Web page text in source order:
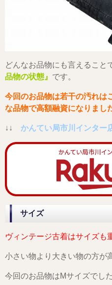
どんなお品物にも言えること
品物の状態』 です。
今回のお品物は若干の汚れは
な品物で高額融資になりまし
↓↓ かんてい局市川インター
サイズ
ヴィンテージ古着はサイズも
小さい物より大きい物の方が
今回のお品物はMサイズでし